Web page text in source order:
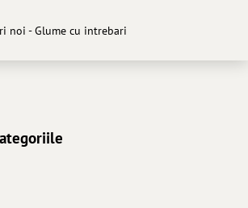
noi - Glume cu intrebari